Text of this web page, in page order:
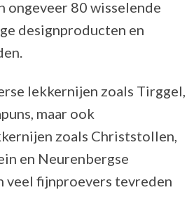
ongeveer 80 wisselende
designproducten en
lekkernijen zoals Tirggel,
maar ook
zoals Christstollen,
en Neurenbergse
fijnproevers tevreden